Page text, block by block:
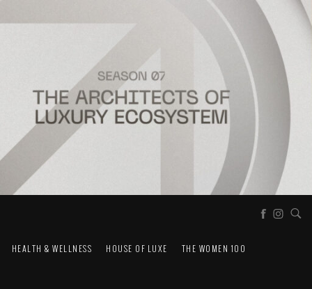
HEALTH & WELLNESS HOUSE OF LUXE THE WOMEN 100